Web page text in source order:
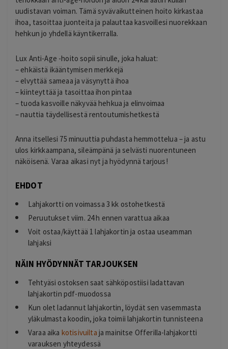
uudistavan voiman. Tämä syvävaikutteinen hoito kirkastaa
ihoa, tasoittaa juonteita ja palauttaa kasvoillesi nuorekkaan
hehkun jo yhdellä käyntikerralla.
Lux Anti-Age -hoito sopii sinulle, joka haluat:
– ehkäistä ikääntymisen merkkejä
– elvyttää sameaa ja väsynyttä ihoa
– kiinteyttää ja tasoittaa ihon pintaa
– tuoda kasvoille näkyvää hehkua ja elinvoimaa
– nauttia täydellisestä rentoutumishetkestä
Anna itsellesi 75 minuuttia puhdasta hemmottelua – ja astu
ulos kirkkaampana, sileämpänä ja selvästi nuorentuneen
näköisenä. Varaa aikasi nyt ja hyödynnä tarjous!
EHDOT
Lahjakortti on voimassa 3 kk ostohetkestä
Peruutukset viim. 24 h ennen varattua aikaa
Voit ostaa/käyttää 1 lahjakortin ja ostaa useamman
lahjaksi
NÄIN HYÖDYNNÄT TARJOUKSEN
Tehtyäsi ostoksen saat sähköpostiisi ladattavan
lahjakortin pdf-muodossa
Kun olet ladannut lahjakortin, löydät sen vasemmasta
yläkulmasta koodin, joka toimii lahjakortin tunnisteena
Varaa aika kotisivuilta ja mainitse Offerilla-lahjakortti
varauksen yhteydessä